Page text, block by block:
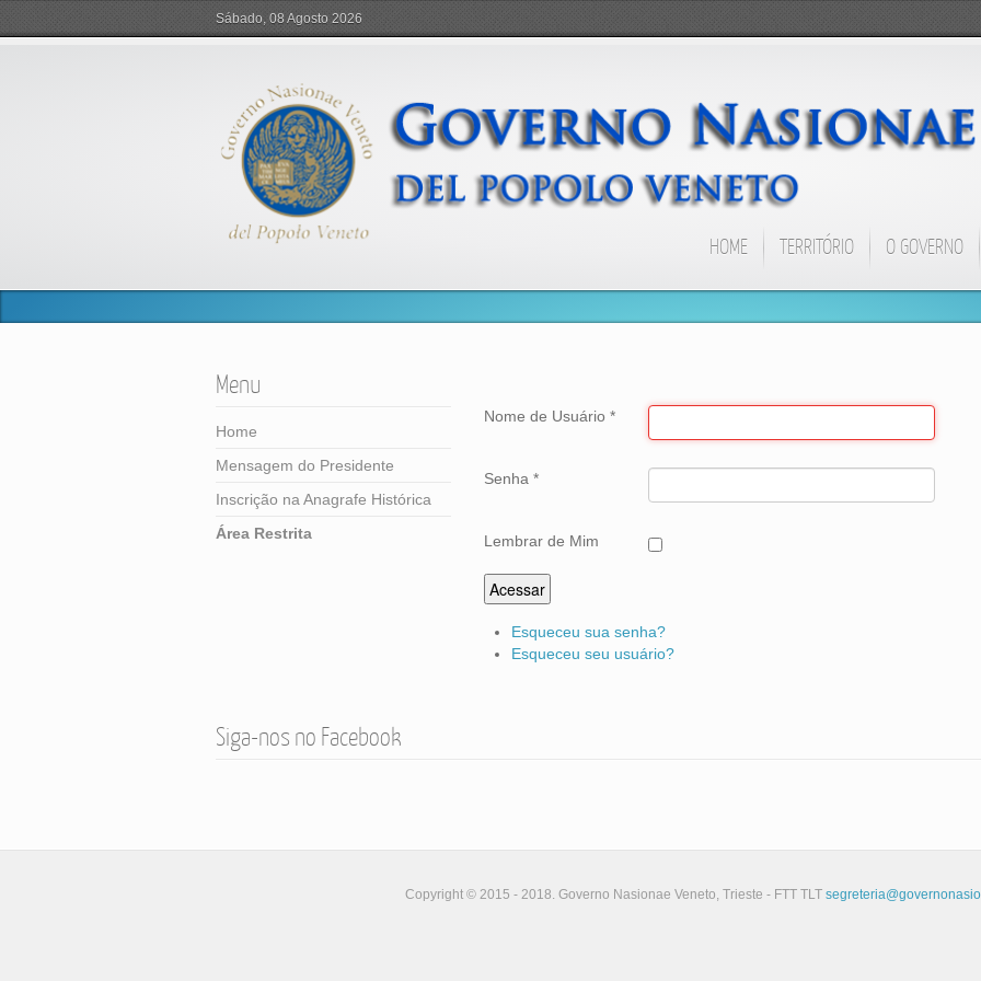
Sábado, 08 Agosto 2026
HOME TERRITÓRIO O GOVERNO
Nome de Usuário *
Senha *
Lembrar de Mim
Acessar
Esqueceu sua senha?
Esqueceu seu usuário?
Menu
Home
Mensagem do Presidente
Inscrição na Anagrafe Histórica
Área Restrita
Siga-nos no Facebook
Copyright © 2015 - 2018. Governo Nasionae Veneto, Trieste - FTT TLT